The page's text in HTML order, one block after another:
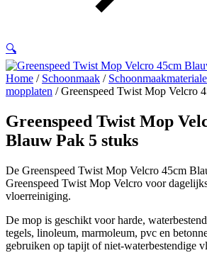
🔍
Home / Schoonmaak /
mopplaten / Greenspeed Twist Mop Velcro
Greenspeed Twist Mop
Blauw Pak 5 stuks
De Greenspeed Twist Mop Velcro 45cm
Greenspeed Twist Mop Velcro voor
vloerreiniging.
De mop is geschikt voor harde,
tegels, linoleum, marmoleum, pvc en
gebruiken op tapijt of niet-waterbestendige